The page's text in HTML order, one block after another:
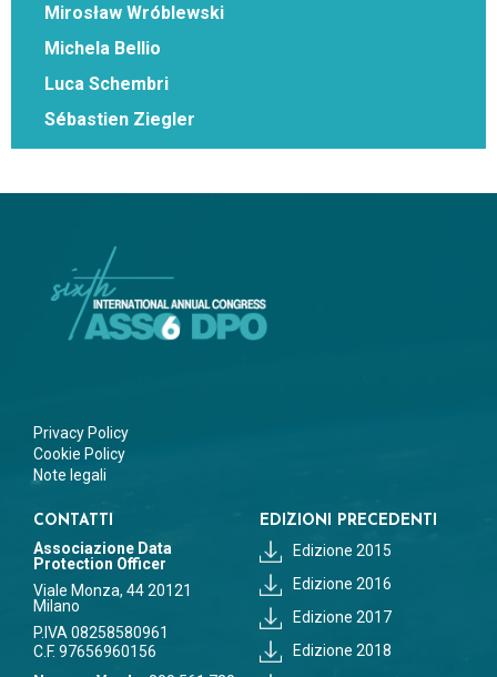
Mirosław Wróblewski
Michela Bellio
Luca Schembri
Sébastien Ziegler
Privacy Policy
Cookie Policy
Note legali
CONTATTI
Associazione Data
Protection Officer
Viale Monza, 44 20121
Milano
P.IVA 08258580961
C.F. 97656960156
EDIZIONI PRECEDENTI
Edizione 2015
Edizione 2016
Edizione 2017
Edizione 2018